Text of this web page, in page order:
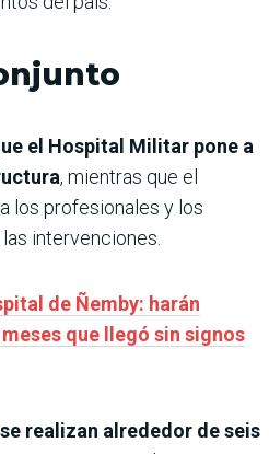
el Hospital Militar pone a
, mientras que el
los profesionales y los
intervenciones.
de Ñemby: harán
que llegó sin signos
se realizan alrededor de seis